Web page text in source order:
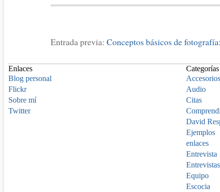
Entrada previa: Conceptos básicos de
Enlaces
Blog personal
Flickr
Sobre mí
Twitter
Categorías
Accesorios
Audio
Citas
David
Ejemplos
enlaces
Entrevista
Entrevistas
Equipo
Escocia